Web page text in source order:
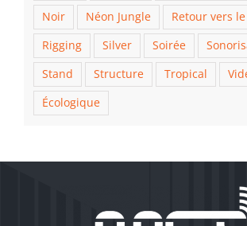
Noir
Néon Jungle
Retour vers
Rigging
Silver Soirée
Stand
Structure Tropical
Écologique